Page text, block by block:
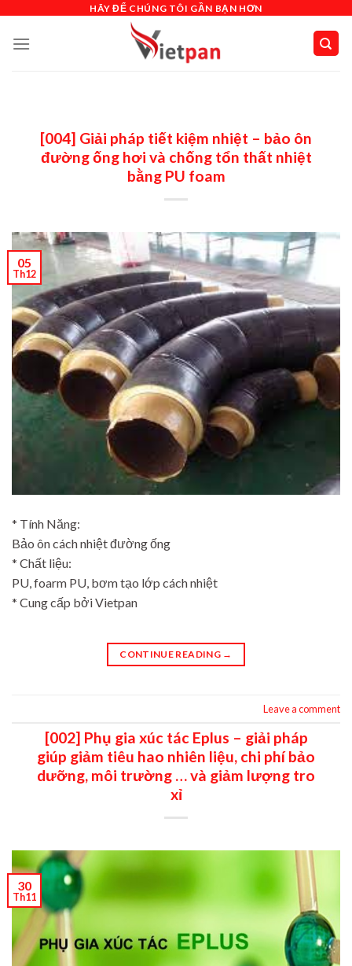
content
HÃY ĐỂ CHÚNG TÔI GẦN BẠN HƠN
[004] Giải pháp tiết kiệm nhiệt – bảo ôn
đường ống hơi và chống tổn thất nhiệt
bằng PU foam
05
Th12
* Tính Năng:
Bảo ôn cách nhiệt đường ống
* Chất liệu:
PU, foarm PU, bơm tạo lớp cách nhiệt
* Cung cấp bởi Vietpan
CONTINUE READING →
Leave a comment
[002] Phụ gia xúc tác Eplus – giải pháp
giúp giảm tiêu hao nhiên liệu, chi phí bảo
dưỡng, môi trường … và giảm lượng tro
xỉ
30
Th11